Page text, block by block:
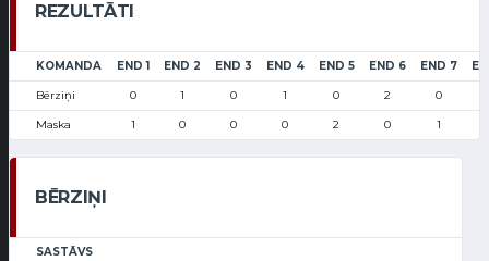
REZULTĀTI
KOMANDA END 1 END 2 END 3 END 4 END 5 END 6 END 7
Bērziņi 0 1 0 1 0 2 0
Maska 1 0 0 0 2 0 1
BĒRZIŅI
SASTĀVS